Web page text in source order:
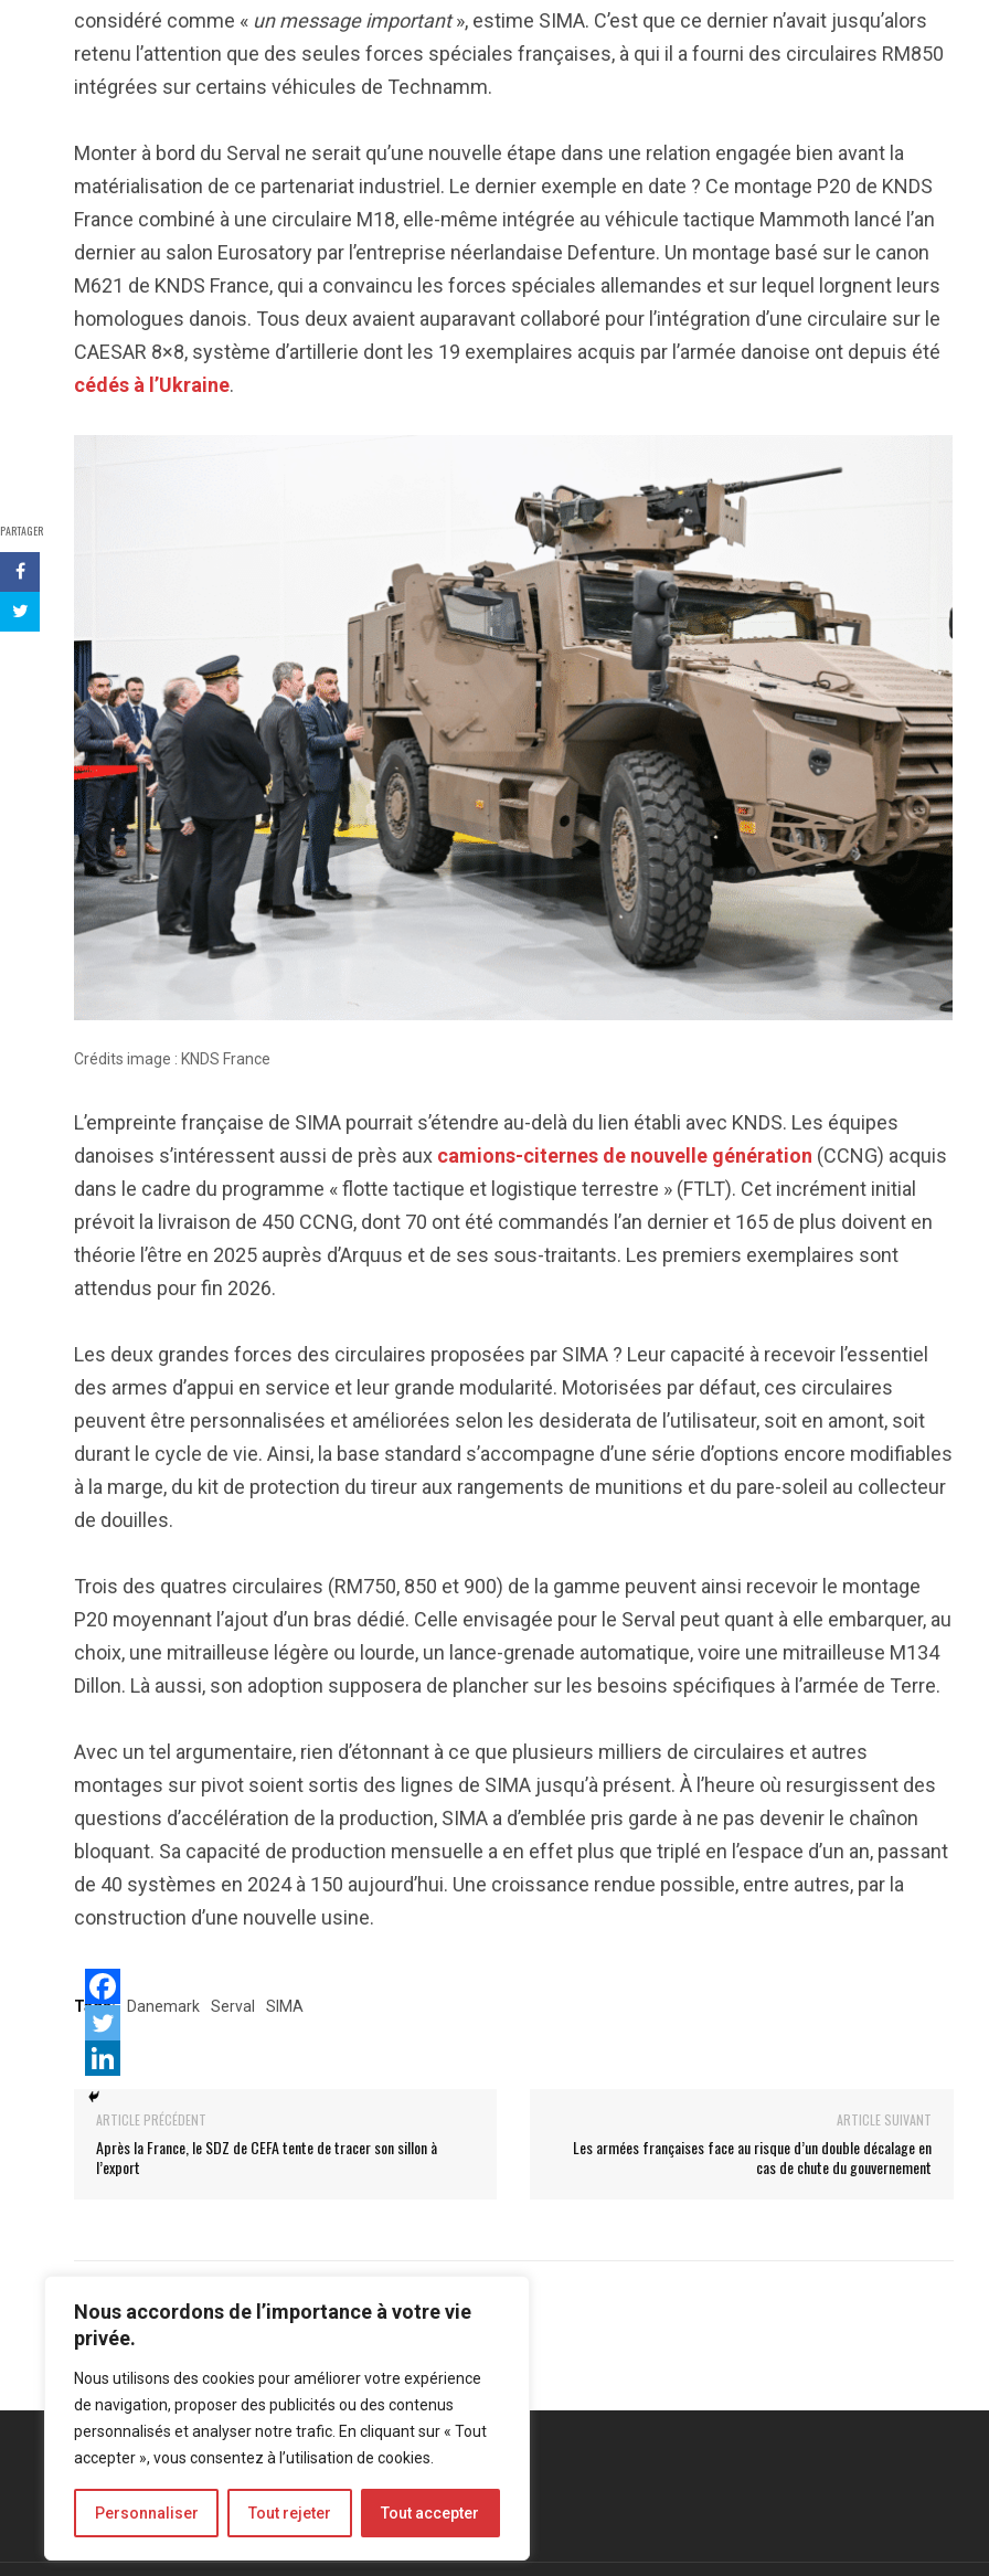
Nous accordons de l’importance à votre vie
privée.
Nous utilisons des cookies pour améliorer votre expérience
de navigation, proposer des publicités ou des contenus
personnalisés et analyser notre trafic. En cliquant sur « Tout
accepter », vous consentez à l’utilisation de cookies.
Personnaliser Tout rejeter Tout accepter
PARTAGER
considéré comme « un message important», estime SIMA. C’est que ce dernier n’avait jusqu’alors
retenu l’attention que des seules forces spéciales françaises, à qui il a fourni des circulaires RM850
intégrées sur certains véhicules de Technamm.
Monter à bord du Serval ne serait qu’une nouvelle étape dans une relation engagée bien avant la
matérialisation de ce partenariat industriel. Le dernier exemple en date ? Ce montage P20 de KNDS
France combiné à une circulaire M18, elle-même intégrée au véhicule tactique Mammoth lancé l’an
dernier au salon Eurosatory par l’entreprise néerlandaise Defenture. Un montage basé sur le canon
M621 de KNDS France, qui a convaincu les forces spéciales allemandes et sur lequel lorgnent leurs
homologues danois. Tous deux avaient auparavant collaboré pour l’intégration d’une circulaire sur le
CAESAR 8×8, système d’artillerie dont les 19 exemplaires acquis par l’armée danoise ont depuis été
cédés à l’Ukraine.
Crédits image : KNDS France
L’empreinte française de SIMA pourrait s’étendre au-delà du lien établi avec KNDS. Les équipes
danoises s’intéressent aussi de près aux camions-citernes de nouvelle génération (CCNG) acquis
dans le cadre du programme « flotte tactique et logistique terrestre » (FTLT). Cet incrément initial
prévoit la livraison de 450 CCNG, dont 70 ont été commandés l’an dernier et 165 de plus doivent en
théorie l’être en 2025 auprès d’Arquus et de ses sous-traitants. Les premiers exemplaires sont
attendus pour fin 2026.
Les deux grandes forces des circulaires proposées par SIMA ? Leur capacité à recevoir l’essentiel
des armes d’appui en service et leur grande modularité. Motorisées par défaut, ces circulaires
peuvent être personnalisées et améliorées selon les desiderata de l’utilisateur, soit en amont, soit
durant le cycle de vie. Ainsi, la base standard s’accompagne d’une série d’options encore modifiables
à la marge, du kit de protection du tireur aux rangements de munitions et du pare-soleil au collecteur
de douilles.
Trois des quatres circulaires (RM750, 850 et 900) de la gamme peuvent ainsi recevoir le montage
P20 moyennant l’ajout d’un bras dédié. Celle envisagée pour le Serval peut quant à elle embarquer, au
choix, une mitrailleuse légère ou lourde, un lance-grenade automatique, voire une mitrailleuse M134
Dillon. Là aussi, son adoption supposera de plancher sur les besoins spécifiques à l’armée de Terre.
Avec un tel argumentaire, rien d’étonnant à ce que plusieurs milliers de circulaires et autres
montages sur pivot soient sortis des lignes de SIMA jusqu’à présent. À l’heure où resurgissent des
questions d’accélération de la production, SIMA a d’emblée pris garde à ne pas devenir le chaînon
bloquant. Sa capacité de production mensuelle a en effet plus que triplé en l’espace d’un an, passant
de 40 systèmes en 2024 à 150 aujourd’hui. Une croissance rendue possible, entre autres, par la
construction d’une nouvelle usine.
Tags: Danemark Serval SIMA
ARTICLE PRÉCÉDENT
Après la France, le SDZ de CEFA tente de tracer son sillon à
l’export
ARTICLE SUIVANT
Les armées françaises face au risque d’un double décalage en
cas de chute du gouvernement
Mentions légales-Politique de confidentialité